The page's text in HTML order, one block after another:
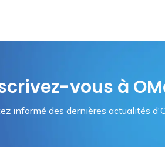
vous à
informé des dernières actualités